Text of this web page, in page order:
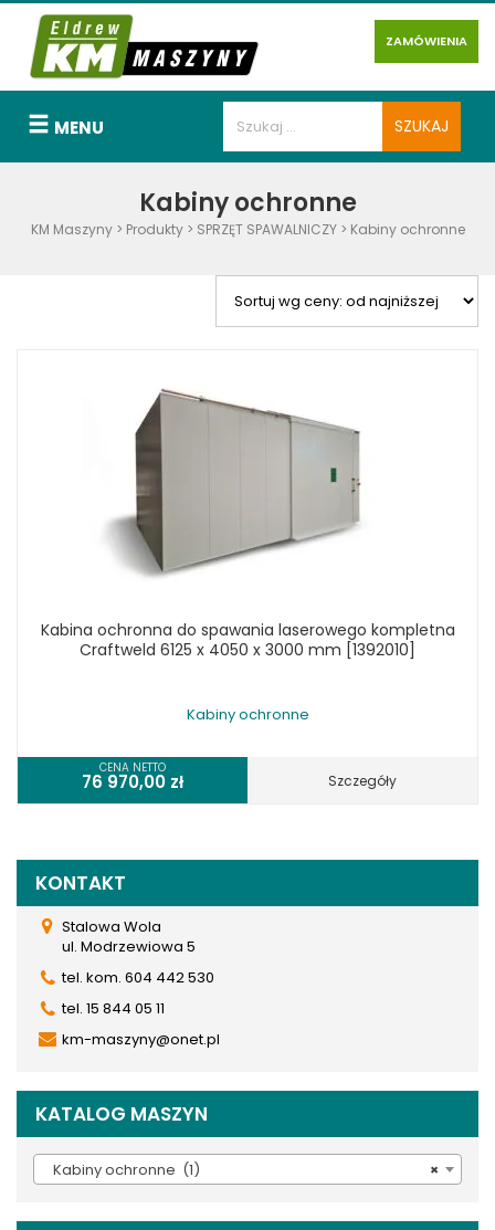
ZAMÓWIENIA
MENU
Kabiny ochronne
KM Maszyny> Produkty> SPRZĘT SPAWALNICZY> Kabiny ochronne
Kabina ochronna do spawania laserowego kompletna
Craftweld 6125 x 4050 x 3000 mm [1392010]
Kabiny ochronne
CENA NETTO
76 970,00 zł Szczegóły
KONTAKT
Stalowa Wola
ul. Modrzewiowa 5
tel. kom. 604 442 530
tel. 15 844 05 11
km-maszyny@onet.pl
KATALOG MASZYN
×
Kabiny ochronne (1)